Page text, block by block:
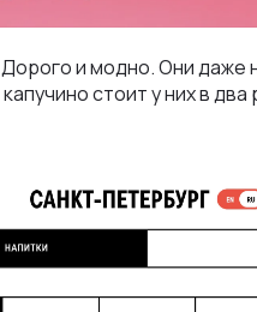
и модно. Они даже
стоит у них в